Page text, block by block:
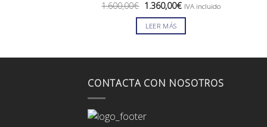
1.600,00€ El
precio
original
era:
1.600,00€.
1.360,00€El
actual
1.360,00€.
IVA incluido
LEER MÁS
CONTACTA CON NOSOTROS